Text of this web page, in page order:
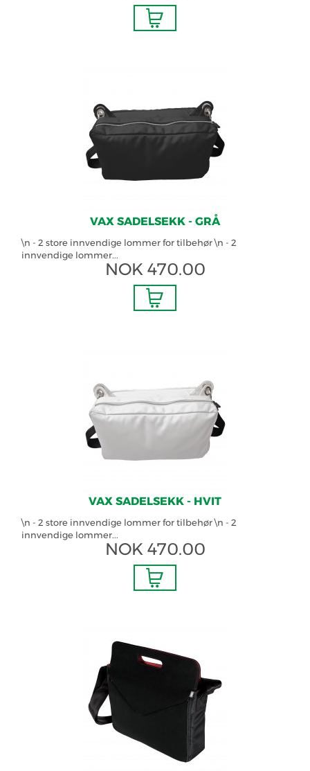
VAX SADELSEKK - GRÅ
\n - 2 store innvendige lommer for tilbehør \n - 2
innvendige lommer...
NOK 470.00
VAX SADELSEKK - HVIT
\n - 2 store innvendige lommer for tilbehør \n - 2
innvendige lommer...
NOK 470.00